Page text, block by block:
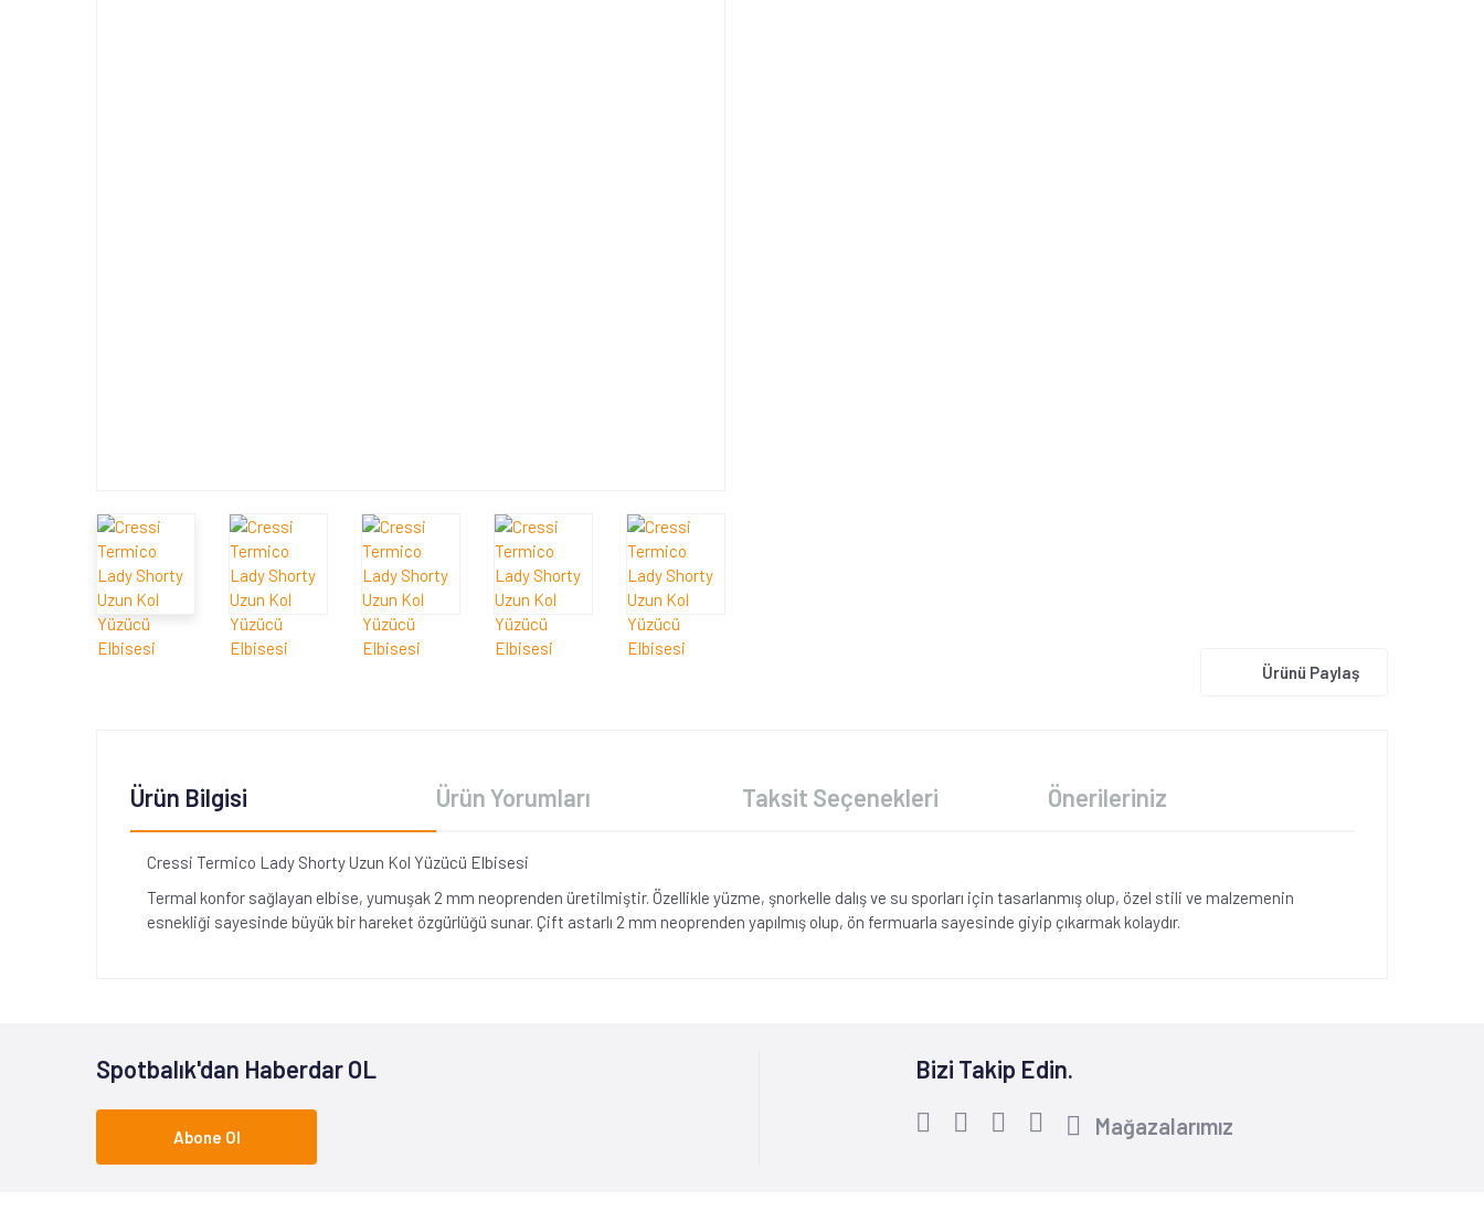
Ürünü Paylaş
Ürün Bilgisi
Cressi Termico Lady Shorty Uzun Kol Yüzücü Elbisesi
Termal konfor sağlayan elbise, yumuşak 2 mm neoprenden üretilmiştir. Özellikle yüzme, şnorkelle dalış ve su sporları için tasarlanmış olup, özel stili ve malzemenin
esnekliği sayesinde büyük bir hareket özgürlüğü sunar. Çift astarlı 2 mm neoprenden yapılmış olup, ön fermuarla sayesinde giyip çıkarmak kolaydır.
Ürün Yorumları Taksit Seçenekleri Önerileriniz
Spotbalık'dan Haberdar OL
Abone Ol
Bizi Takip Edin.
Mağazalarımız